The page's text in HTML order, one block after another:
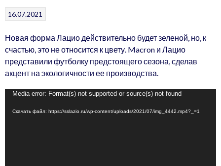
16.07.2021
Новая форма Лацио действительно будет зеленой, но, к
счастью, это не относится к цвету. Macron и Лацио
представили футболку предстоящего сезона, сделав
акцент на экологичности ее производства.
Видеоплеер
Media error: Format(s) not supported or source(s) not found
Скачать файл: https://sslazio.ru/wp-content/uploads/2021/07/img_4442.mp4?_=1